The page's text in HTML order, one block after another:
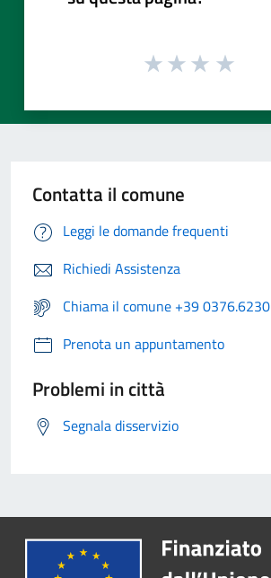
Contatta il comune
Leggi le domande frequenti
Richiedi Assistenza
Chiama il comune +39 0376.6230
Prenota un appuntamento
Problemi in città
Segnala disservizio